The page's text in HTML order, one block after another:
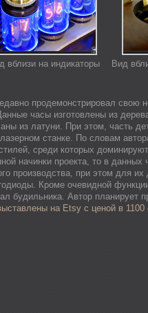
вблизи на индикаторы Вид
продемонстрировал
часы изготовлены из
из латуни. При этом, часть
станке. По словам
среди которых
начинки проекта, то в данных
производства, при этом для их
Кроме очевидной
будильника. Автор планирует
на Etsy с ценой в 1100